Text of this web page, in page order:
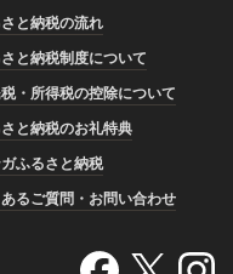
と納税の流れ
と納税制度について
・所得税の控除について
と納税のお礼特典
ふるさと納税
あるご質問・お問い合わせ